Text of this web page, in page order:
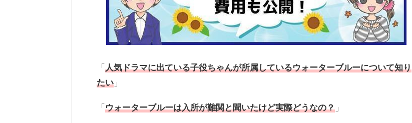
「 人気ドラマに出ている子役ちゃんが所属しているウォーターブルーについて知り
たい 」
「 ウォーターブルーは入所が難関と聞いたけど実際どうなの？ 」